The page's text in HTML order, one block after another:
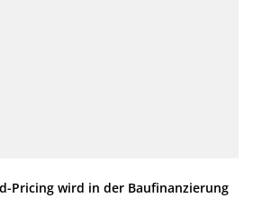
Pricing wird in der Baufinanzierung